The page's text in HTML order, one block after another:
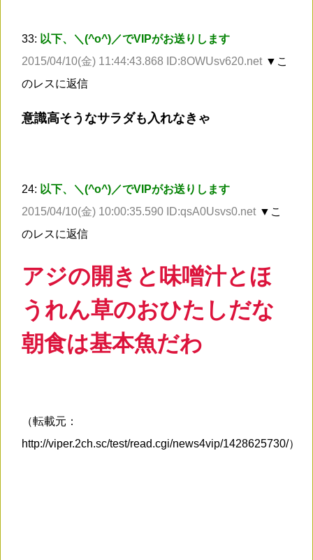
33: 以下、＼(^o^)／でVIPがお送りします
2015/04/10(金) 11:44:43.868 ID:8OWUsv620.net ▼こ
のレスに返信
意識高そうなサラダも入れなきゃ
24: 以下、＼(^o^)／でVIPがお送りします
2015/04/10(金) 10:00:35.590 ID:qsA0Usvs0.net ▼こ
のレスに返信
アジの開きと味噌汁とほ
うれん草のおひたしだな
朝食は基本魚だわ
（転載元：
http://viper.2ch.sc/test/read.cgi/news4vip/1428625730/）